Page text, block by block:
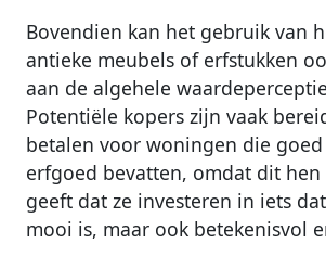
Bovendien kan het gebruik van
antieke meubels of erfstukken
aan de algehele
Potentiële kopers zijn vaak
betalen voor woningen die
erfgoed bevatten, omdat dit hen
geeft dat ze investeren in iets
mooi is, maar ook betekenisvol